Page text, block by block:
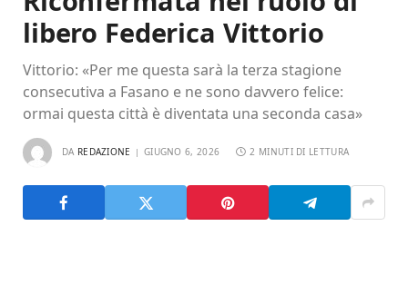
libero Federica Vittorio
Vittorio: «Per me questa sarà la terza stagione
consecutiva a Fasano e ne sono davvero felice:
ormai questa città è diventata una seconda casa»
DA REDAZIONE GIUGNO 6, 2026 2 MINUTI DI LETTURA